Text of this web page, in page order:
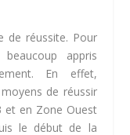
de réussite. Pour
appris
En effet,
de réussir
et en Zone Ouest
le début de la